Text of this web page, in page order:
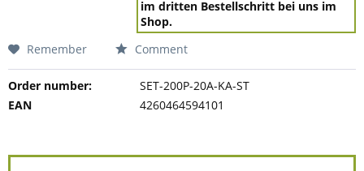
im dritten Bestellschritt bei uns im
Shop.
Remember
Comment
Order number:
SET-200P-20A-KA-ST
EAN
4260464594101